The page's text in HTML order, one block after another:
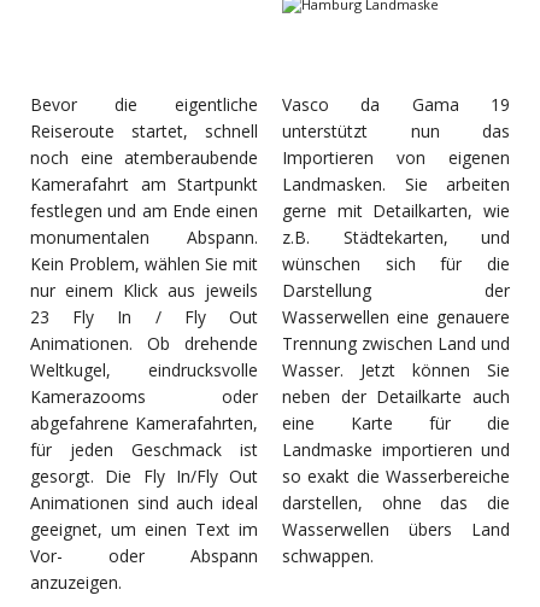
Bevor die eigentliche
Reiseroute startet, schnell
noch eine atemberaubende
Kamerafahrt am Startpunkt
festlegen und am Ende einen
monumentalen Abspann.
Kein Problem, wählen Sie mit
nur einem Klick aus jeweils
23 Fly In / Fly Out
Animationen. Ob drehende
Weltkugel, eindrucksvolle
Kamerazooms oder
abgefahrene Kamerafahrten,
für jeden Geschmack ist
gesorgt. Die Fly In/Fly Out
Animationen sind auch ideal
geeignet, um einen Text im
Vor- oder Abspann
anzuzeigen.
Vasco da Gama 19
unterstützt nun das
Importieren von eigenen
Landmasken. Sie arbeiten
gerne mit Detailkarten, wie
z.B. Städtekarten, und
wünschen sich für die
Darstellung der
Wasserwellen eine genauere
Trennung zwischen Land und
Wasser. Jetzt können Sie
neben der Detailkarte auch
eine Karte für die
Landmaske importieren und
so exakt die Wasserbereiche
darstellen, ohne das die
Wasserwellen übers Land
schwappen.